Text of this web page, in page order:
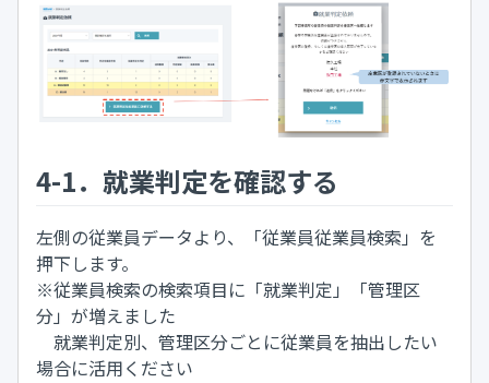
4-1．就業判定を確認する
左側の従業員データより、「従業員従業員検索」を
押下します。
※従業員検索の検索項目に「就業判定」「管理区
分」が増えました
就業判定別、管理区分ごとに従業員を抽出したい
場合に活用ください